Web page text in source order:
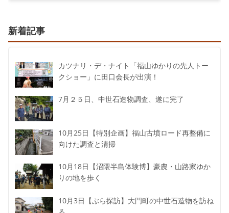
新着記事
カツナリ・デ・ナイト「福山ゆかりの先人トー
クショー」に田口会長が出演！
7月２５日、中世石造物調査、遂に完了
10月25日【特別企画】福山古墳ロード再整備に
向けた調査と清掃
10月18日【沼隈半島体験博】豪農・山路家ゆか
りの地を歩く
10月3日【ぶら探訪】大門町の中世石造物を訪ね